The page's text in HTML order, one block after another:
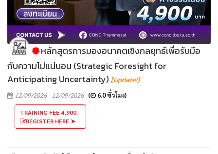
หลักสูตรการมองอนาคตเชิงกลยุทธ์เพื่อรับมือ
กับความไม่แน่นอน (Strategic Foresight for
Anticipating Uncertainty) [Update!]
12/09/2026 - 12/09/2026 ( 6.0 ชั่วโมง)
TRAINING FEE 4,900.-
REGISTER HERE ➤